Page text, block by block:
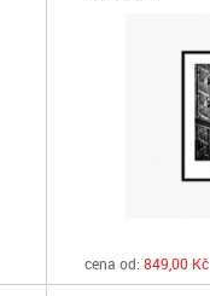
cena od: 849,00 Kč